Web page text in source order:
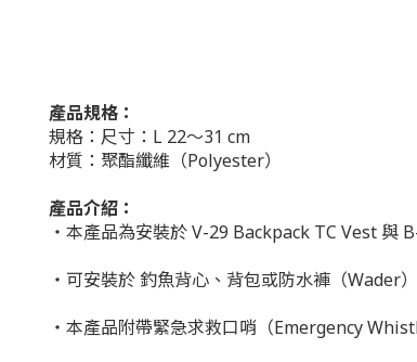
產品規格：
規格：尺寸：L 22～31 cm
材質：聚酯纖維（Polyester）
產品介紹：
・本產品為安裝於 V-29 Backpack TC Vest
・可安裝於 釣魚背心、背包或防水褲（
・本產品附帶緊急求救口哨（Emergency